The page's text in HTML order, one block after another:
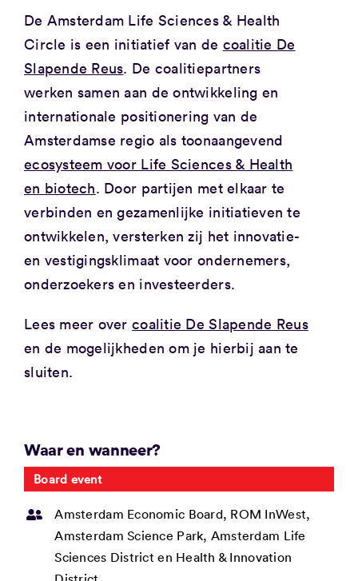
De Amsterdam Life Sciences & Health
Circle is een initiatief van de coalitie De
Slapende Reus. De coalitiepartners
werken samen aan de ontwikkeling en
internationale positionering van de
Amsterdamse regio als toonaangevend
ecosysteem voor Life Sciences & Health
en biotech. Door partijen met elkaar te
verbinden en gezamenlijke initiatieven te
ontwikkelen, versterken zij het innovatie-
en vestigingsklimaat voor ondernemers,
onderzoekers en investeerders.
Lees meer overcoalitie De Slapende Reus
en de mogelijkheden om je hierbij aan te
sluiten.
Waar en wanneer?
Board event
Amsterdam Economic Board, ROM InWest,
Amsterdam Science Park, Amsterdam Life
Sciences District en Health & Innovation